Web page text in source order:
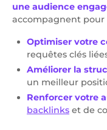
une audience
accompagnent pour
Optimiser votre
requêtes clés
Améliorer la
un meilleur
Renforcer votre
backlinks et de